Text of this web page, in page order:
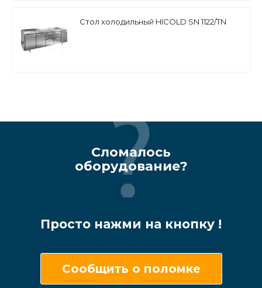
Стол холодильный HICOLD SN 1122/TN
Сломалось
оборудование?
Просто нажми на кнопку !
Сообщить о поломке